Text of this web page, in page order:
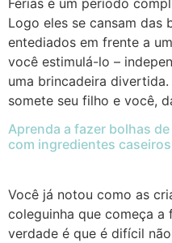
Logo eles se cansam das
entediados em frente a
você estimulá-lo –
uma brincadeira
somete seu filho e você,
Aprenda a fazer bolhas
com ingredientes caseiros
Você já notou como as
coleguinha que começa a
verdade é que é difícil